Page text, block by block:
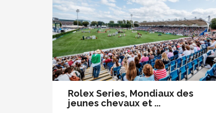
Rolex Series, Mondiaux des
jeunes chevaux et ...